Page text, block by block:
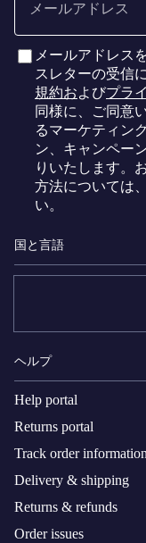
ル
メールアドレス
スレターの受信
規約およびプラ
同様に、ご同意
るマーケティン
ン、キャンペー
りいたします。
方法については、
い。
国と言語
ヘルプ
Help portal
Returns portal
Track order
Delivery & shipping
Returns & refunds
Order issues